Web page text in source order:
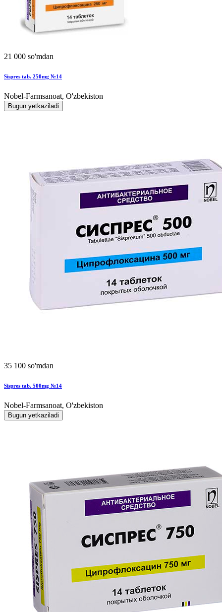
21 000 so'mdan
Sispres tab. 250mg №14
Nobel-Farmsanoat, O'zbekiston
Bugun yetkaziladi
35 100 so'mdan
Sispres tab. 500mg №14
Nobel-Farmsanoat, O'zbekiston
Bugun yetkaziladi